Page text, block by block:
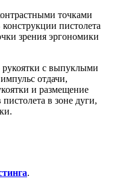
точками
пистолета
зрения эргономики
с выпуклыми
отдачи,
и размещение
в зоне дуги,
.